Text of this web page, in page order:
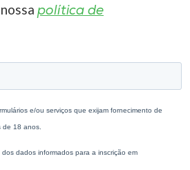
política de